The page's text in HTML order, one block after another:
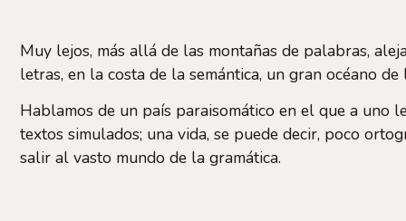
Muy lejos, más allá de las montañas de palabras,
letras, en la costa de la semántica, un gran océano
Hablamos de un país paraisomático en el que a uno
textos simulados; una vida, se puede decir, poco
salir al vasto mundo de la gramática.